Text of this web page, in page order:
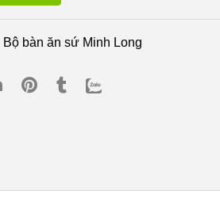
Bộ bàn ăn sứ Minh Long